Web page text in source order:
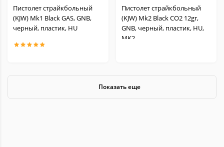
Пистолет страйкбольный
(KJW) Mk1 Black GAS, GNB,
черный, пластик, HU
Пистолет страйкбольный
(KJW) Mk2 Black CO2 12gr,
GNB, черный, пластик, HU,
MK2
Показать еще